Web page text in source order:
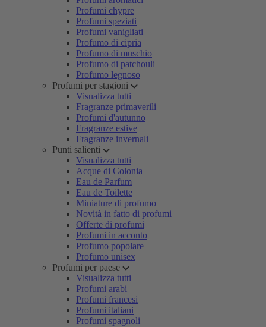
Profumi chypre
Profumi speziati
Profumi vanigliati
Profumo di cipria
Profumo di muschio
Profumo di patchouli
Profumo legnoso
Profumi per stagioni
Visualizza tutti
Fragranze primaverili
Profumi d'autunno
Fragranze estive
Fragranze invernali
Punti salienti
Visualizza tutti
Acque di Colonia
Eau de Parfum
Eau de Toilette
Miniature di profumo
Novità in fatto di profumi
Offerte di profumi
Profumi in acconto
Profumo popolare
Profumo unisex
Profumi per paese
Visualizza tutti
Profumi arabi
Profumi francesi
Profumi italiani
Profumi spagnoli